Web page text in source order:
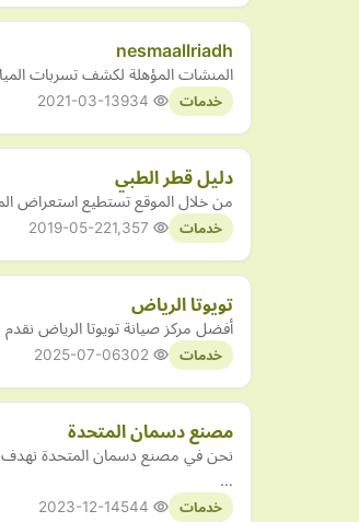
nesmaallriadh
المنشات المؤهلة لكشف تسربات
خدمات 2021-03-13
دليل قطر الطبي
من خلال الموقع تستطيع استعراض
خدمات 2019-05-22
تويوتا الرياض
أفضل مركز صيانة تويوتا الرياض
خدمات 2025-07-06
مصنع دسمان المتحدة
نحن في مصنع دسمان المتحدة نهدف
…
خدمات 2023-12-14